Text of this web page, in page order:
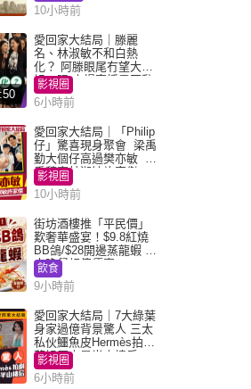
10小時前
愛回家大結局｜滕麗
名、林淑敏不和白熱
化？ 阿滕眼尾冇望大小
姐一眼 商場直播零互動
影視圈
6小時前
愛回家大結局｜「Philip
仔」驚喜現身聚會 梁禹
勤大個仔高過樊亦敏 超
乖黐實林淑敏許家傑
影視圈
10小時前
街坊酒樓推「平民價」
歎奢華盛宴！$9.8紅燒
BB鴿/$28開邊蒸龍蝦 3
大晚餐超值優惠
飲食
9小時前
愛回家大結局｜7大綠葉
身家過億背景驚人 三太
私伙鱷魚皮Hermès拍劇
蘇姐原來是半山樓后
影視圈
6小時前